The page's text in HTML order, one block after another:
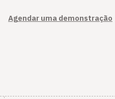
Agendar uma demonstração